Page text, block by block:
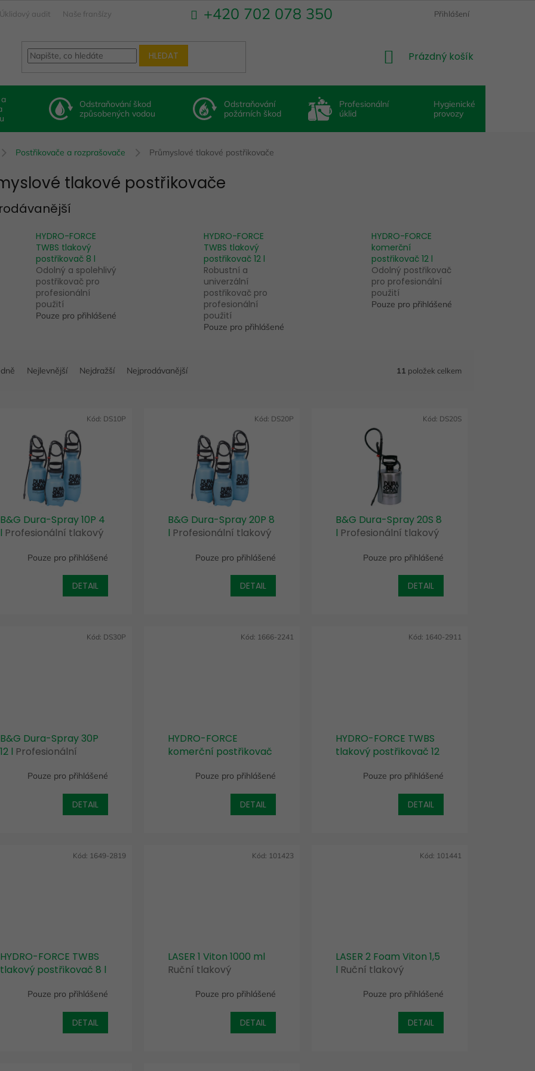
+420 702 078 350
Úklidový audit Naše franšízy Přihlášení
HLEDAT
NÁKUPNÍ
Prázdný košík
Odstraňování škod
způsobených vodou
Odstraňování
požárních škod
Profesionální
úklid
Hygienické
provozy
Postřikovače a rozprašovače Průmyslové tlakové postřikovače
tlakové postřikovače
HYDRO-FORCE
TWBS tlakový
postřikovač 8 l
Odolný a spolehlivý
postřikovač pro
profesionální
použití
Pouze pro přihlášené
HYDRO-FORCE
TWBS tlakový
postřikovač 12 l
Robustní a
univerzální
postřikovač pro
profesionální
použití
Pouze pro přihlášené
HYDRO-FORCE
komerční
postřikovač 12 l
Odolný postřikovač
pro profesionální
použití
Pouze pro přihlášené
Nejlevnější Nejdražší Nejprodávanější 11 položek celkem
B&G Dura-Spray 10P 4
l Profesionální tlakový
Pouze pro přihlášené
DETAIL
Kód: DS10P
B&G Dura-Spray 20P 8
l Profesionální tlakový
Pouze pro přihlášené
DETAIL
Kód: DS20P
B&G Dura-Spray 20S 8
l Profesionální tlakový
nerezové oceli
Pouze pro přihlášené
DETAIL
Kód: DS20S
B&G Dura-Spray 30P
12 l Profesionální
Pouze pro přihlášené
DETAIL
Kód: DS30P
HYDRO-FORCE
komerční postřikovač
pro profesionální
Pouze pro přihlášené
DETAIL
Kód: 1666-2241
HYDRO-FORCE TWBS
tlakový postřikovač 12
postřikovač pro
profesionální použití
Pouze pro přihlášené
DETAIL
Kód: 1640-2911
HYDRO-FORCE TWBS
tlakový postřikovač 8 l
postřikovač pro
profesionální použití
Pouze pro přihlášené
DETAIL
Kód: 1649-2819
LASER 1 Viton 1000 ml
Ruční tlakový
Pouze pro přihlášené
DETAIL
Kód: 101423
LASER 2 Foam Viton 1,5
l Ruční tlakový
zpěňujícím hrdlem
Pouze pro přihlášené
DETAIL
Kód: 101441